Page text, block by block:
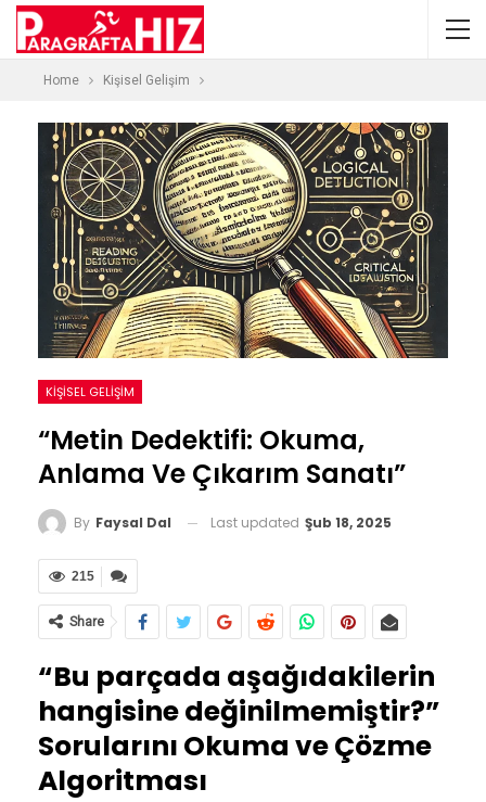
Home Kişisel Gelişim
KIŞISEL GELIŞIM
“Metin Dedektifi: Okuma,
Anlama Ve Çıkarım Sanatı”
By Faysal Dal Last updated Şub 18, 2025
215
Share
“Bu parçada aşağıdakilerin
hangisine değinilmemiştir?”
Sorularını Okuma ve Çözme
Algoritması